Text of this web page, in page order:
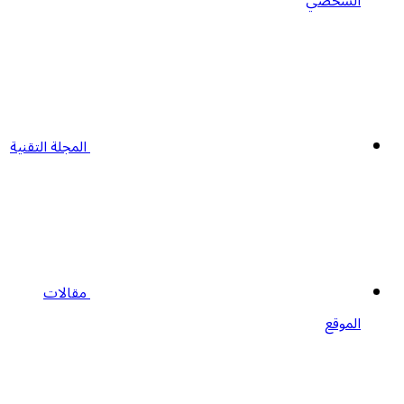
المجلة التقنية
مقالات
الموقع